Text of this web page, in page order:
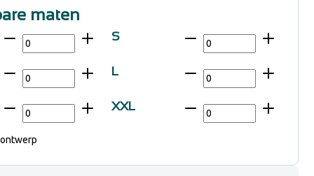
maten
S
L
XXL